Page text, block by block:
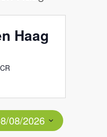
Haag
08/2026